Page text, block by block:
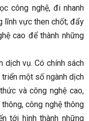
công nghệ, đi nhanh
lĩnh vực then chốt; đẩy
cao để thành những
dịch vụ. Có chính sách
một số ngành dịch
và công nghệ cao,
công nghệ thông
tới hình thành những